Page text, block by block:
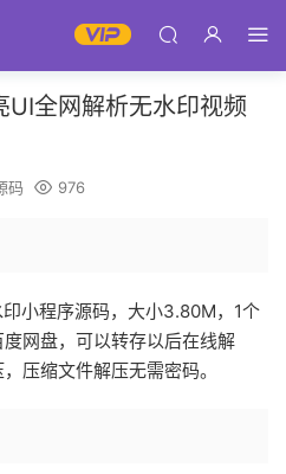
全网解析无水印视频
码 976
小程序源码，大小3.80M，1个
网盘，可以转存以后在线解
压缩文件解压无需密码。